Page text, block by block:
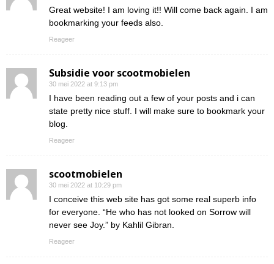
Great website! I am loving it!! Will come back again. I am
bookmarking your feeds also.
Reageer
Subsidie voor scootmobielen
30 mei 2022 at 9:13 pm
I have been reading out a few of your posts and i can
state pretty nice stuff. I will make sure to bookmark your
blog.
Reageer
scootmobielen
30 mei 2022 at 10:29 pm
I conceive this web site has got some real superb info
for everyone. “He who has not looked on Sorrow will
never see Joy.” by Kahlil Gibran.
Reageer